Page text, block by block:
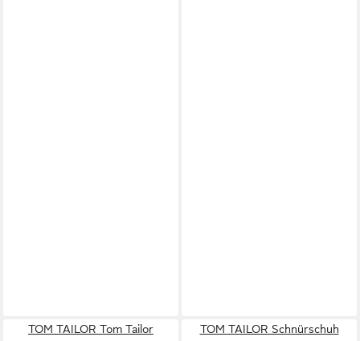
TOM TAILOR Tom Tailor
TOM TAILOR Schnürschuh